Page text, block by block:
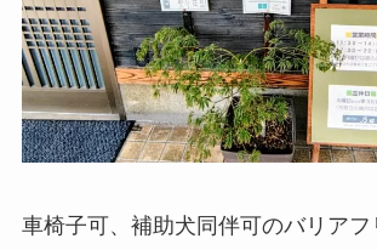
車椅子可、補助犬同伴可のバリアフ